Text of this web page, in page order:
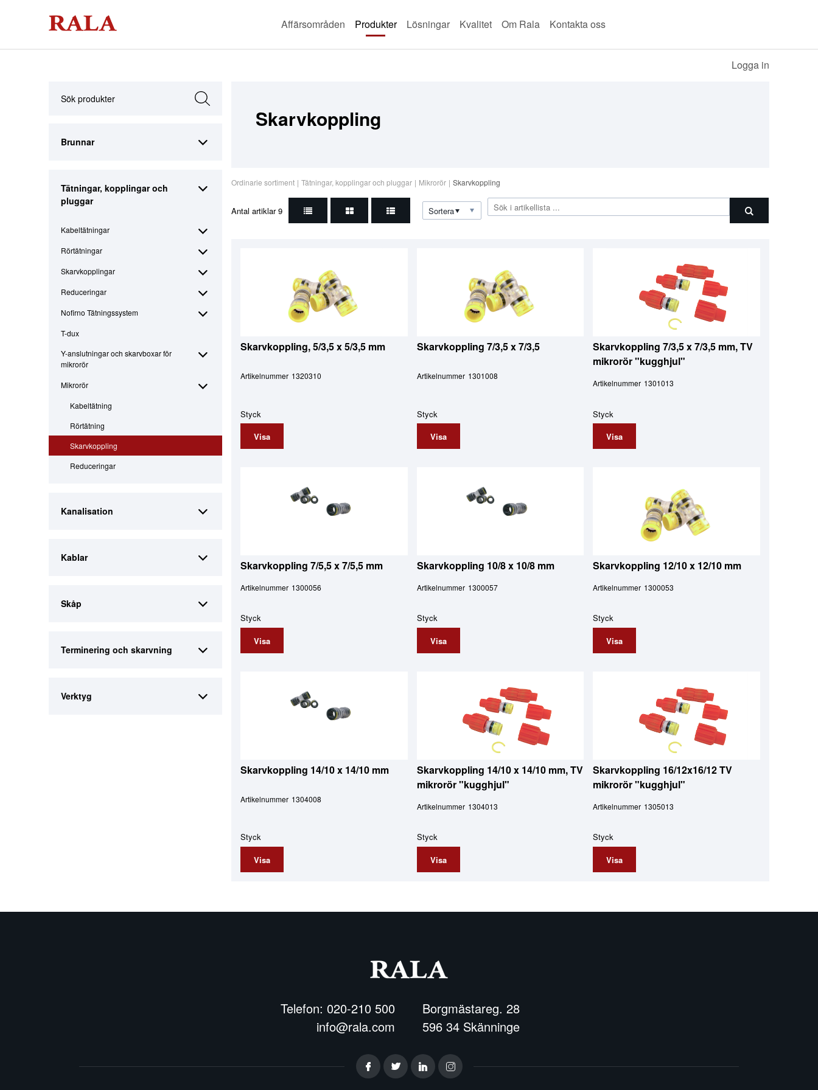
Affärsområden Produkter Lösningar Kvalitet Om Rala Kontakta oss
Logga in
Brunnar
Tätningar, kopplingar och
pluggar
Kabeltätningar
Rörtätningar
Skarvkopplingar
Reduceringar
Nofirno Tätningssystem
T-dux
Y-anslutningar och skarvboxar för
mikrorör
Mikrorör
Kabeltätning
Rörtätning
Skarvkoppling
Reduceringar
Kanalisation
Kablar
Skåp
Terminering och skarvning
Verktyg
Skarvkoppling
Ordinarie sortiment | Tätningar, kopplingar och pluggar | Mikrorör | Skarvkoppling
Antal artiklar9 Sortera
Skarvkoppling, 5/3,5 x 5/3,5 mm
Artikelnummer 1320310
Styck
Visa
Skarvkoppling 7/3,5 x 7/3,5
Artikelnummer 1301008
Styck
Visa
Skarvkoppling 7/3,5 x 7/3,5 mm, TV
mikrorör "kugghjul"
Artikelnummer 1301013
Styck
Visa
Skarvkoppling 7/5,5 x 7/5,5 mm
Artikelnummer 1300056
Styck
Visa
Skarvkoppling 10/8 x 10/8 mm
Artikelnummer 1300057
Styck
Visa
Skarvkoppling 12/10 x 12/10 mm
Artikelnummer 1300053
Styck
Visa
Skarvkoppling 14/10 x 14/10 mm
Artikelnummer 1304008
Styck
Visa
Skarvkoppling 14/10 x 14/10 mm, TV
mikrorör "kugghjul"
Artikelnummer 1304013
Styck
Visa
Skarvkoppling 16/12x16/12 TV
mikrorör "kugghjul"
Artikelnummer 1305013
Styck
Visa
Telefon: 020-210 500
info@rala.com
Borgmästareg. 28
596 34 Skänninge